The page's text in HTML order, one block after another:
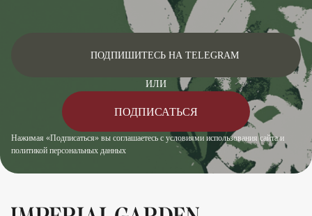
Нажимая «Подписаться» вы соглашаетесь с условиями использования сайта и
политикой персональных данных
ПОДПИШИТЕСЬ НА TELEGRAM
ИЛИ
ПОДПИСАТЬСЯ